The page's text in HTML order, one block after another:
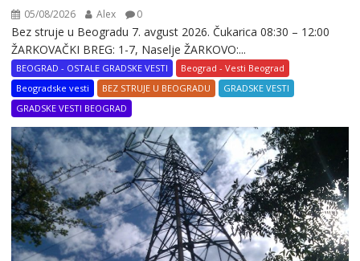
05/08/2026 Alex 0
Bez struje u Beogradu 7. avgust 2026. Čukarica 08:30 – 12:00
ŽARKOVAČKI BREG: 1-7, Naselje ŽARKOVO:...
BEOGRAD - OSTALE GRADSKE VESTI
Beograd - Vesti Beograd
Beogradske vesti
BEZ STRUJE U BEOGRADU
GRADSKE VESTI
GRADSKE VESTI BEOGRAD